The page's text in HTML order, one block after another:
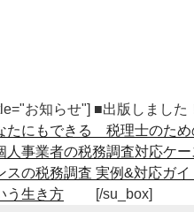
お知らせ"] ■出版しました
たにもできる 税理士のため
人事業者の税務調査対応ケー
スの税務調査 実例&対応ガイ
う生き方 [/su_box]